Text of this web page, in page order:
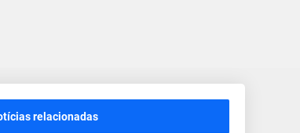
relacionadas